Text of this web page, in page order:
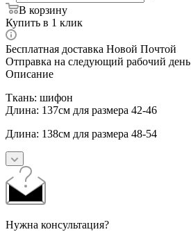
В корзину
Купить в 1 клик
Бесплатная доставка Новой Почтой
Отправка на следующий рабочий день
Описание
Ткань: шифон
Длина: 137см для размера 42-46
Длина: 138см для размера 48-54
Нужна консультация?